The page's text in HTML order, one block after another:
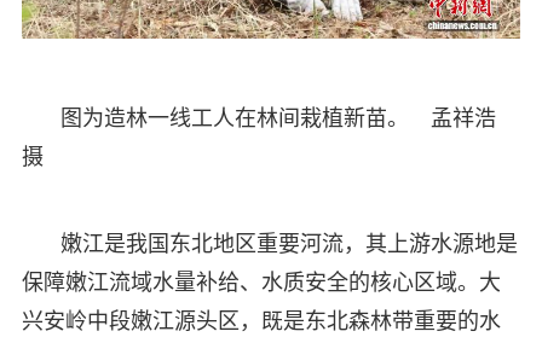
图为造林一线工人在林间栽植新苗。 孟祥浩
摄
嫩江是我国东北地区重要河流，其上游水源地是
保障嫩江流域水量补给、水质安全的核心区域。大
兴安岭中段嫩江源头区，既是东北森林带重要的水